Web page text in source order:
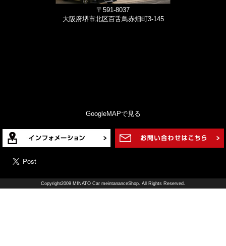
〒591-8037
大阪府堺市北区百舌鳥赤畑町3-145
GoogleMAPで見る
Copyright2009 MINATO Car meintananceShop. All Rights Reserved.